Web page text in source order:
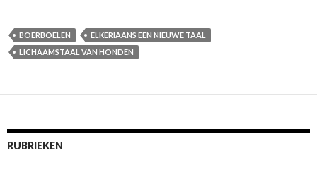
BOERBOELEN
ELKERIAANS EEN NIEUWE TAAL
LICHAAMSTAAL VAN HONDEN
RUBRIEKEN